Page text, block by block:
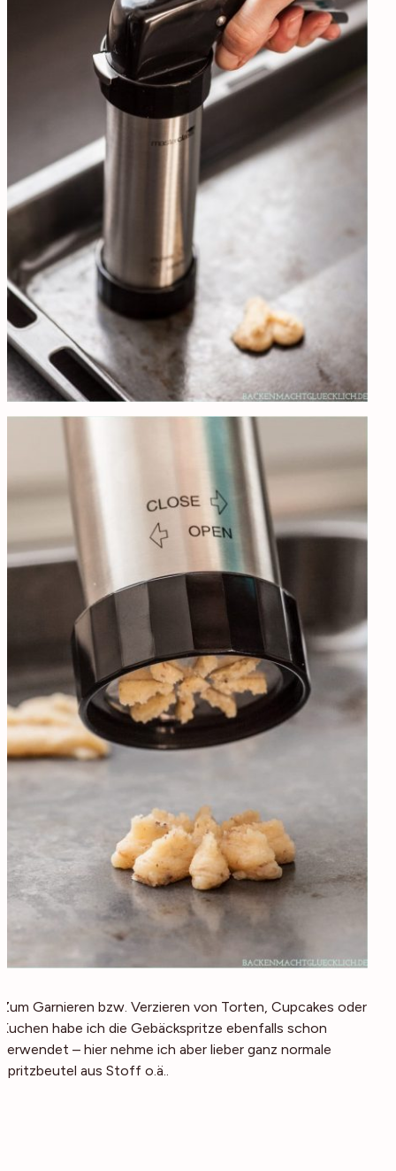
Zum Garnieren bzw. Verzieren von Torten, Cupcakes oder
Kuchen habe ich die Gebäckspritze ebenfalls schon
verwendet – hier nehme ich aber lieber ganz normale
Spritzbeutel aus Stoff o.ä..